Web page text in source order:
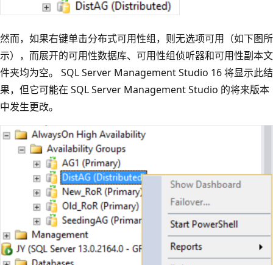
然而，如果右键单击分布式可用性组，则无选项可用（如下图所
示），而展开的可用性数据库、可用性组侦听器和可用性副本文
件夹均为空。 SQL Server Management Studio 16 将显示此结
果，但它可能在 SQL Server Management Studio 的将来版本
中发生更改。